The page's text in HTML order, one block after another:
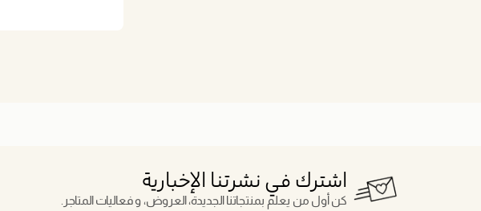
اشترك في نشرتنا الإخبارية
كن أول من يعلم بمنتجاتنا الجديدة، العروض، و فعاليات المتاجر.